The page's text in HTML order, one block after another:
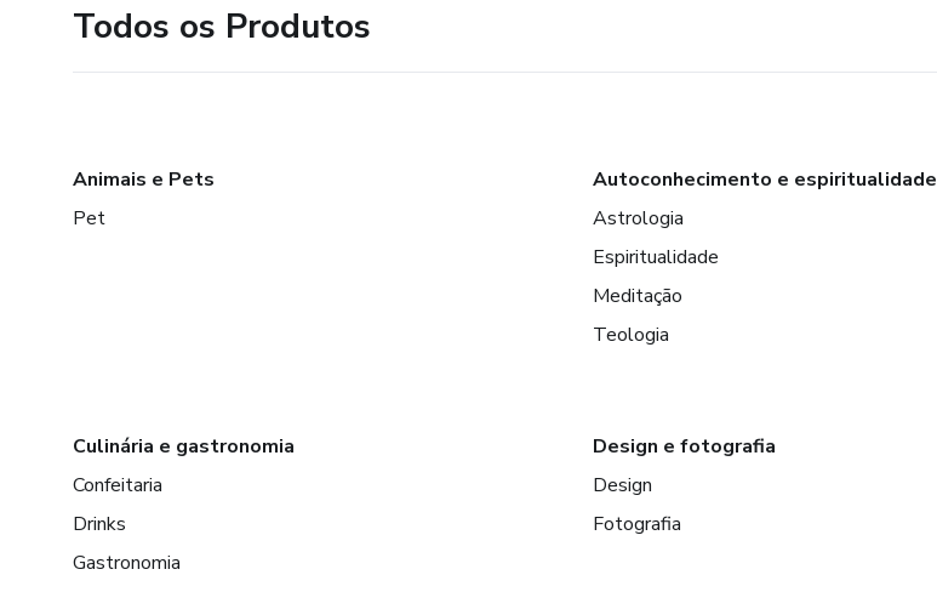
Todos os Produtos
Animais e Pets
Pet
Autoconhecimento e espiritualidade
Astrologia
Espiritualidade
Meditação
Teologia
Culinária e gastronomia
Confeitaria
Drinks
Gastronomia
Design e fotografia
Design
Fotografia